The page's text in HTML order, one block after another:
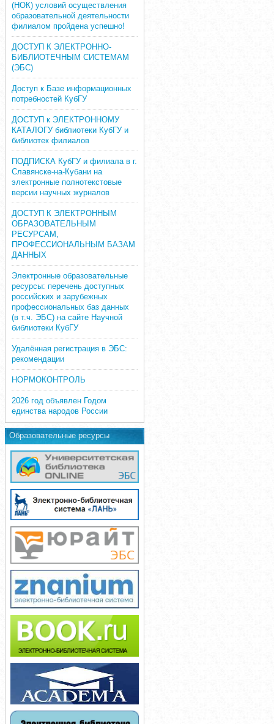
(НОК) условий осуществления
образовательной деятельности
филиалом пройдена успешно!
ДОСТУП К ЭЛЕКТРОННО-
БИБЛИОТЕЧНЫМ СИСТЕМАМ
(ЭБС)
Доступ к Базе информационных
потребностей КубГУ
ДОСТУП к ЭЛЕКТРОННОМУ
КАТАЛОГУ библиотеки КубГУ и
библиотек филиалов
ПОДПИСКА КубГУ и филиала в г.
Славянске-на-Кубани на
электронные полнотекстовые
версии научных журналов
ДОСТУП К ЭЛЕКТРОННЫМ
ОБРАЗОВАТЕЛЬНЫМ
РЕСУРСАМ,
ПРОФЕССИОНАЛЬНЫМ БАЗАМ
ДАННЫХ
Электронные образовательные
ресурсы: перечень доступных
российских и зарубежных
профессиональных баз данных
(в т.ч. ЭБС) на сайте Научной
библиотеки КубГУ
Удалённая регистрация в ЭБС:
рекомендации
НОРМОКОНТРОЛЬ
2026 год объявлен Годом
единства народов России
Образовательные ресурсы